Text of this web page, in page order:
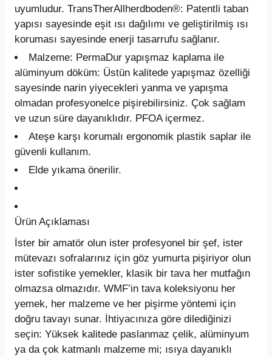
uyumludur. TransTherAllherdboden®: Patentli taban
yapısı sayesinde eşit ısı dağılımı ve geliştirilmiş ısı
koruması sayesinde enerji tasarrufu sağlanır.
Malzeme: PermaDur yapışmaz kaplama ile
alüminyum döküm: Üstün kalitede yapışmaz özelliği
sayesinde narin yiyecekleri yanma ve yapışma
olmadan profesyonelce pişirebilirsiniz. Çok sağlam
ve uzun süre dayanıklıdır. PFOA içermez.
Ateşe karşı korumalı ergonomik plastik saplar ile
güvenli kullanım.
Elde yıkama önerilir.
Ürün Açıklaması
İster bir amatör olun ister profesyonel bir şef, ister
mütevazı sofralarınız için göz yumurta pişiriyor olun
ister sofistike yemekler, klasik bir tava her mutfağın
olmazsa olmazıdır. WMF’in tava koleksiyonu her
yemek, her malzeme ve her pişirme yöntemi için
doğru tavayı sunar. İhtiyacınıza göre dilediğinizi
seçin: Yüksek kalitede paslanmaz çelik, alüminyum
ya da çok katmanlı malzeme mi; ısıya dayanıklı